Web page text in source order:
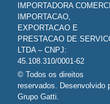
IMPORTADORA
IMPORTACAO,
EXPORTACAO E
PRESTACAO DE
LTDA – CNPJ:
45.108.310/0001-62
© Todos os direitos
reservados. Desenvolvido
Grupo Gatti.